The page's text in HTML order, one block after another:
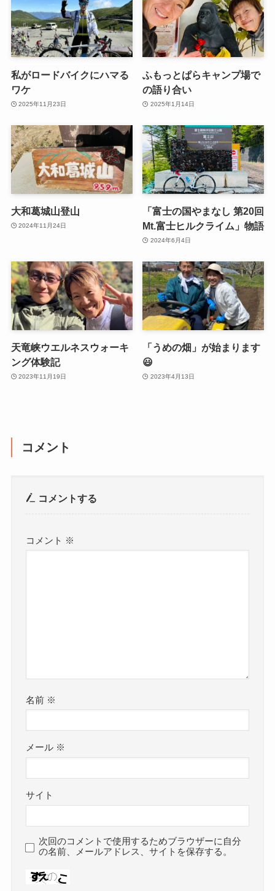
私がロードバイクにハマる
ワケ
2025年11月23日
ふもっとぱらキャンプ場で
の語り合い
2025年1月14日
大和葛城山登山
2024年11月24日
「富士の国やまなし 第20回
Mt.富士ヒルクライム」物語
2024年6月4日
天竜峡ウエルネスウォーキ
ング体験記
2023年11月19日
「うめの畑」が始まります
😃
2023年4月13日
コメント
コメントする
コメント ※
名前 ※
メール ※
サイト
次回のコメントで使用するためブラウザーに自分
の名前、メールアドレス、サイトを保存する。